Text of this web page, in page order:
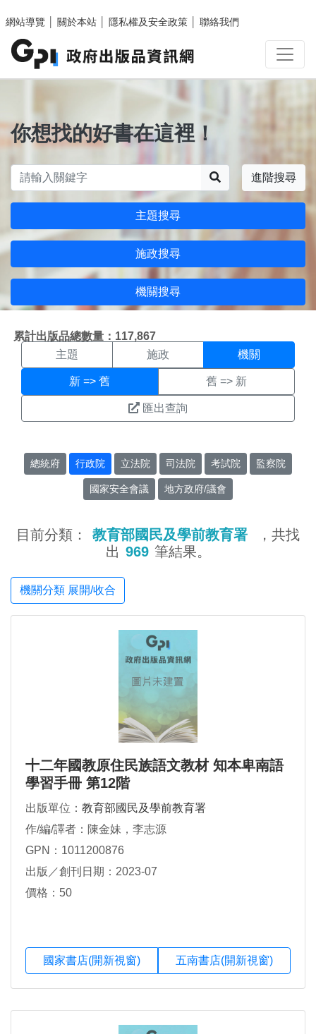
網站導覽
關於本站 隱私權及安全政策 聯絡我們
你想找的好書在這裡！
進階搜尋
主題搜尋
施政搜尋
機關搜尋
累計出版品總數量：117,867
機關搜尋結果頁面
主題 施政 機關
新 => 舊 舊 => 新
匯出查詢
總統府 行政院 立法院 司法院 考試院 監察院
國家安全會議 地方政府/議會
目前分類： 教育部國民及學前教育署
，共找
出 969 筆結果。
機關分類 展開/收合
十二年國教原住民族語文教材 知本卑南語
學習手冊 第12階
出版單位： 教育部國民及學前教育署
作/編/譯者：陳金妹，李志源
GPN：1011200876
出版／創刊日期：2023-07
價格：50
國家書店(開新視窗) 五南書店(開新視窗)